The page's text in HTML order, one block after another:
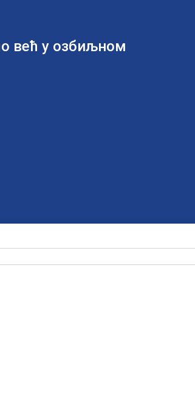
већ у озбиљном